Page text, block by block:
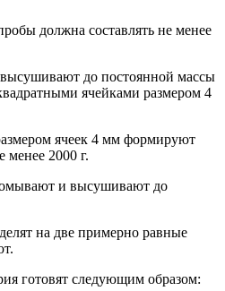
должна составлять не менее
до постоянной массы
ячейками размером 4
ячеек 4 мм формируют
менее 2000 г.
и высушивают до
на две примерно равные
готовят следующим образом: